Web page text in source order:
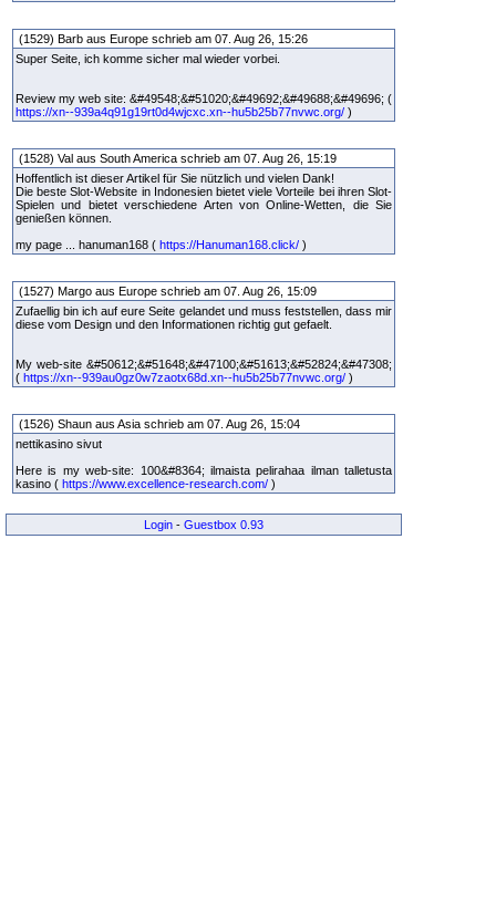
(1529) Barb aus Europe schrieb am 07. Aug 26, 15:26
Super Seite, ich komme sicher mal wieder vorbei.
Review my web site: &#49548;&#51020;&#49692;&#49688;&#49696; (
https://xn--939a4q91g19rt0d4wjcxc.xn--hu5b25b77nvwc.org/ )
(1528) Val aus South America schrieb am 07. Aug 26, 15:19
Hoffentlich ist dieser Artikel für Sie nützlich und vielen Dank!
Die beste Slot-Website in Indonesien bietet viele Vorteile bei ihren Slot-
Spielen und bietet verschiedene Arten von Online-Wetten, die Sie
genießen können.
my page ... hanuman168 ( https://Hanuman168.click/ )
(1527) Margo aus Europe schrieb am 07. Aug 26, 15:09
Zufaellig bin ich auf eure Seite gelandet und muss feststellen, dass mir
diese vom Design und den Informationen richtig gut gefaelt.
My web-site &#50612;&#51648;&#47100;&#51613;&#52824;&#47308;
( https://xn--939au0gz0w7zaotx68d.xn--hu5b25b77nvwc.org/ )
(1526) Shaun aus Asia schrieb am 07. Aug 26, 15:04
nettikasino sivut
Here is my web-site: 100&#8364; ilmaista pelirahaa ilman talletusta
kasino ( https://www.excellence-research.com/ )
Login - Guestbox 0.93